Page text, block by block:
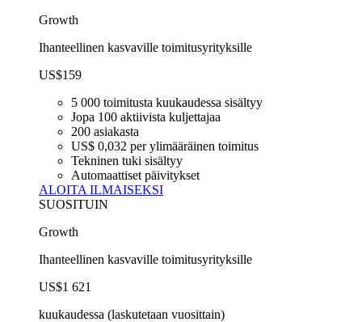
Growth
Ihanteellinen kasvaville toimitusyrityksille
US$159
5 000 toimitusta kuukaudessa sisältyy
Jopa 100 aktiivista kuljettajaa
200 asiakasta
US$ 0,032 per ylimääräinen toimitus
Tekninen tuki sisältyy
Automaattiset päivitykset
ALOITA ILMAISEKSI
SUOSITUIN
Growth
Ihanteellinen kasvaville toimitusyrityksille
US$1 621
kuukaudessa (laskutetaan vuosittain)